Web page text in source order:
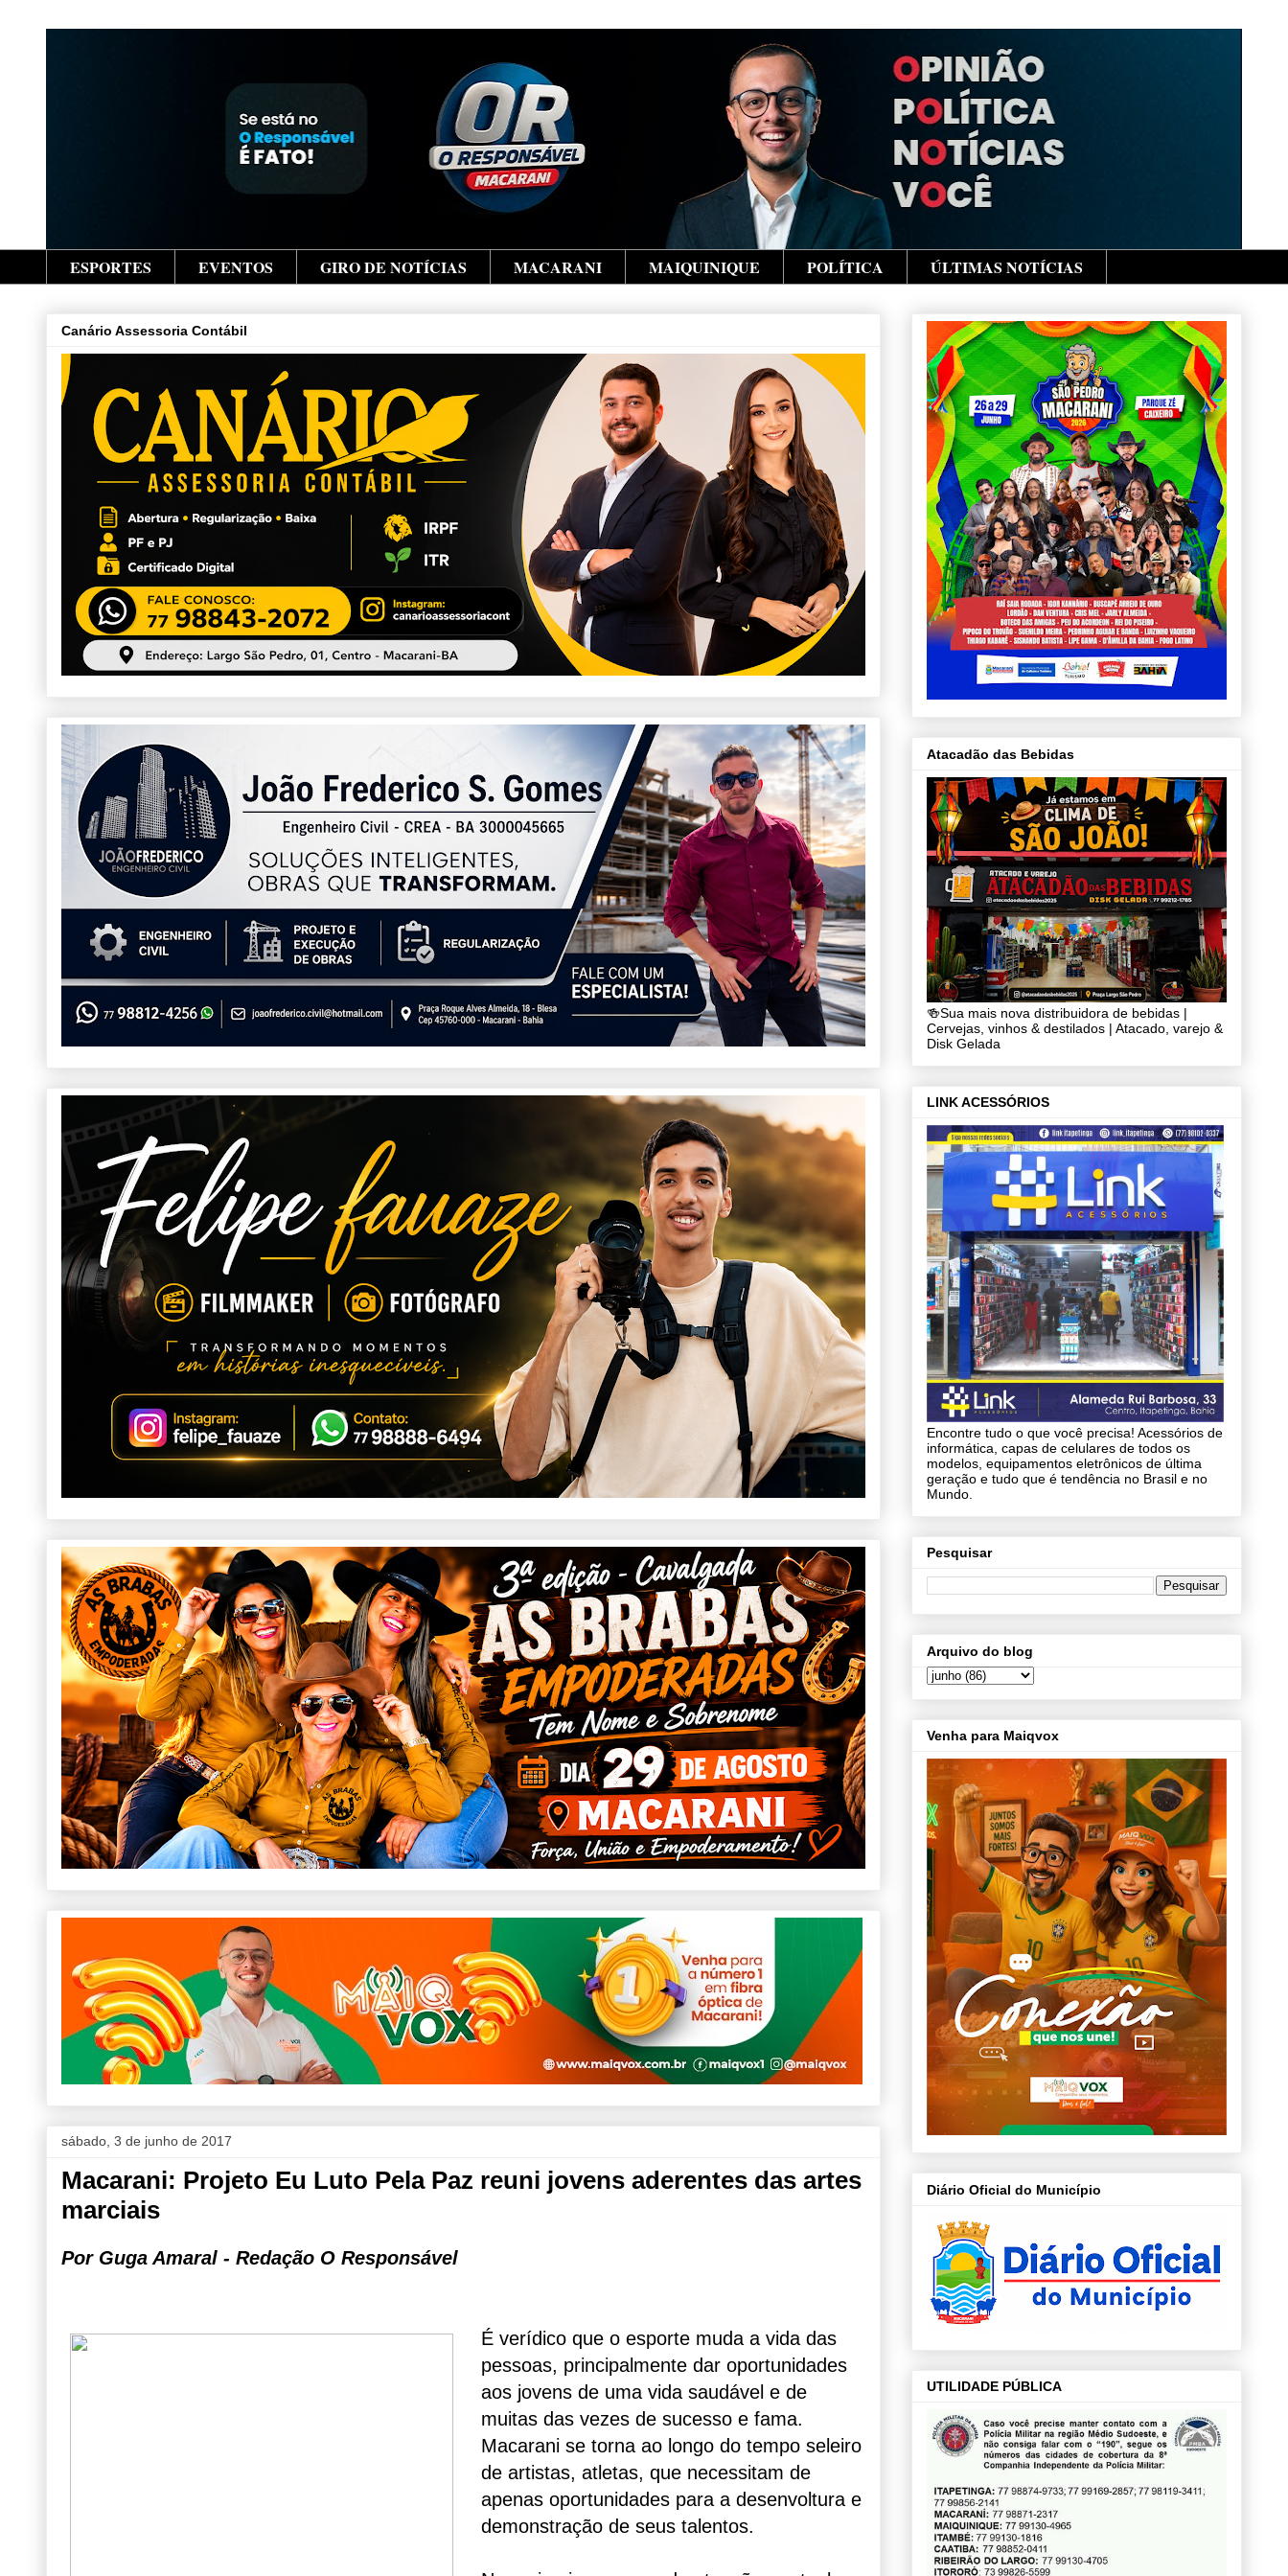
ESPORTES EVENTOS GIRO DE NOTÍCIAS MACARANI MAIQUINIQUE POLÍTICA ÚLTIMAS NOTÍCIAS
Canário Assessoria Contábil
sábado, 3 de junho de 2017
Macarani: Projeto Eu Luto Pela Paz reuni jovens aderentes das artes
marciais
Por Guga Amaral - Redação O Responsável
É verídico que o esporte muda a vida das
pessoas, principalmente dar oportunidades
aos jovens de uma vida saudável e de
muitas das vezes de sucesso e fama.
Macarani se torna ao longo do tempo seleiro
de artistas, atletas, que necessitam de
apenas oportunidades para a desenvoltura e
demonstração de seus talentos.
Atacadão das Bebidas
🍻Sua mais nova distribuidora de bebidas |
Cervejas, vinhos & destilados | Atacado, varejo &
Disk Gelada
LINK ACESSÓRIOS
Encontre tudo o que você precisa! Acessórios de
informática, capas de celulares de todos os
modelos, equipamentos eletrônicos de última
geração e tudo que é tendência no Brasil e no
Mundo.
Pesquisar
Arquivo do blog
Venha para Maiqvox
Diário Oficial do Município
UTILIDADE PÚBLICA